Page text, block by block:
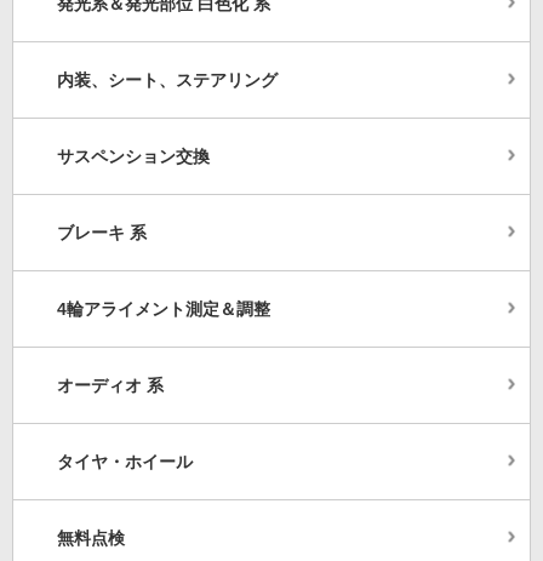
内装、シート、ステアリング
サスペンション交換
ブレーキ 系
4輪アライメント測定＆調整
オーディオ 系
タイヤ・ホイール
無料点検